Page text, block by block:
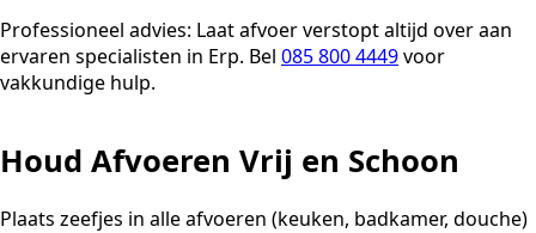
Professioneel advies: Laat afvoer verstopt altijd over aan
ervaren specialisten in Erp. Bel 085 800 4449voor
vakkundige hulp.
Houd Afvoeren Vrij en Schoon
Plaats zeefjes in alle afvoeren (keuken, badkamer, douche)